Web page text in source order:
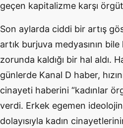
geçen kapitalizme karşı
Son aylarda ciddi bir artış
artık burjuva medyasının
zorunda kaldığı bir hal aldı.
günlerde Kanal D haber,
cinayeti haberini “kadınlar
verdi. Erkek egemen
dolayısıyla kadın